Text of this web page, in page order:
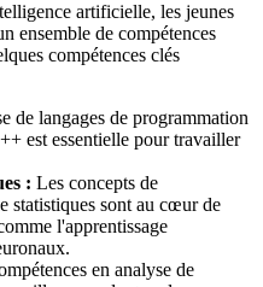
artificielle, les jeunes
ensemble de compétences
compétences clés
de langages de programmation
est essentielle pour travailler
: Les concepts de
statistiques sont au cœur de
l'apprentissage
en analyse de